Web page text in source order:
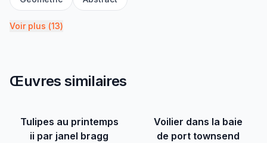
Voir plus (13)
Œuvres similaires
Tulipes au printemps
ii par janel bragg
Voilier dans la baie
de port townsend